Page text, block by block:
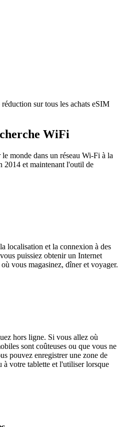
sur tous les achats eSIM
WiFi
monde dans un réseau Wi-Fi à la
2014 et maintenant l'outil de
localisation et la connexion à des
puissiez obtenir un Internet
vous magasinez, dîner et voyager.
hors ligne. Si vous allez où
sont coûteuses ou que vous ne
pouvez enregistrer une zone de
votre tablette et l'utiliser lorsque